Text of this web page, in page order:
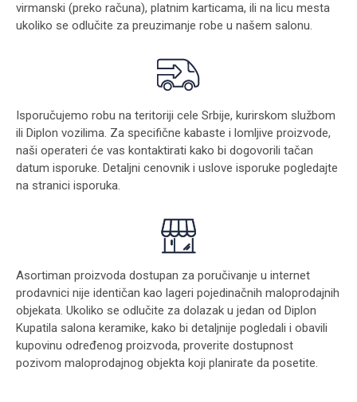
virmanski (preko računa), platnim karticama, ili na licu mesta
ukoliko se odlučite za preuzimanje robe u našem salonu.
Isporučujemo robu na teritoriji cele Srbije, kurirskom službom
ili Diplon vozilima. Za specifične kabaste i lomljive proizvode,
naši operateri će vas kontaktirati kako bi dogovorili tačan
datum isporuke. Detaljni cenovnik i uslove isporuke pogledajte
na stranici isporuka.
Asortiman proizvoda dostupan za poručivanje u internet
prodavnici nije identičan kao lageri pojedinačnih maloprodajnih
objekata. Ukoliko se odlučite za dolazak u jedan od Diplon
Kupatila salona keramike, kako bi detaljnije pogledali i obavili
kupovinu određenog proizvoda, proverite dostupnost
pozivom maloprodajnog objekta koji planirate da posetite.